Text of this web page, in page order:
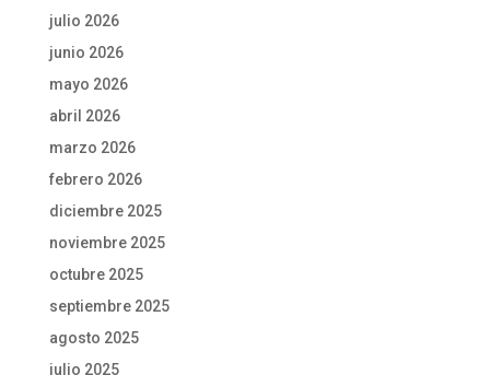
julio 2026
junio 2026
mayo 2026
abril 2026
marzo 2026
febrero 2026
diciembre 2025
noviembre 2025
octubre 2025
septiembre 2025
agosto 2025
julio 2025